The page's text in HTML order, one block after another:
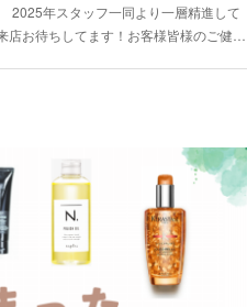
2025年スタッフ一同より一層精進して
店お待ちしてます！お客様皆様のご健…